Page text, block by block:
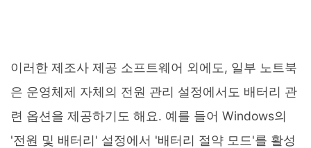
이러한 제조사 제공 소프트웨어 외에도, 일부 노트북
은 운영체제 자체의 전원 관리 설정에서도 배터리 관
련 옵션을 제공하기도 해요. 예를 들어 Windows의
'전원 및 배터리' 설정에서 '배터리 절약 모드'를 활성